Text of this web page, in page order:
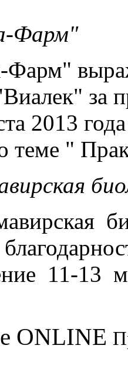
Фарм"
за
2013
теме "
11-13
ONLINE